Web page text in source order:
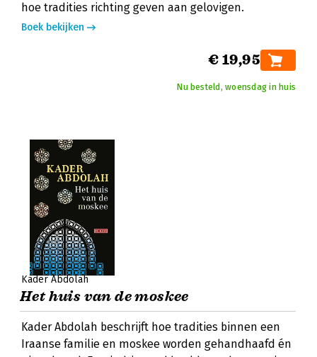
hoe tradities richting geven aan gelovigen.
Boek bekijken
€ 19,95
Nu besteld, woensdag in huis
Kader Abdolah
Het huis van de moskee
Kader Abdolah beschrijft hoe tradities binnen een
Iraanse familie en moskee worden gehandhaafd én